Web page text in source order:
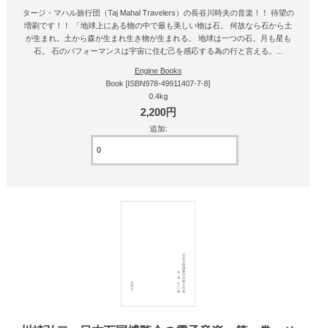
タージ・マハル旅行団（Taj Mahal Travelers）の長谷川時夫の音楽！！ 待望の
増刷です！！ 「地球上にある物の中で最も美しい物は石。 何故なら石から土
が生まれ。土から森が生まれ生き物が生まれる。 地球は一つの石。月も星も
石。 石のパフォーマンスは宇宙に住む己を感応する為の行と言える。...
Engine Books
Book [ISBN978-49911407-7-8]
0.4kg
2,200円
追加: